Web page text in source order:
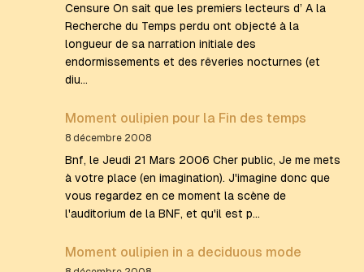
Censure On sait que les premiers lecteurs d’ A la
Recherche du Temps perdu ont objecté à la
longueur de sa narration initiale des
endormissements et des rêveries nocturnes (et
diu…
Moment oulipien pour la Fin des temps
8 décembre 2008
Bnf, le Jeudi 21 Mars 2006 Cher public, Je me mets
à votre place (en imagination). J'imagine donc que
vous regardez en ce moment la scène de
l'auditorium de la BNF, et qu'il est p…
Moment oulipien in a deciduous mode